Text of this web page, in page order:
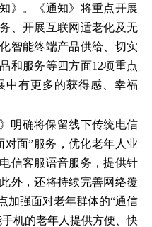
》。《通知》将重点开展
、开展互联网适老化及无
智能终端产品供给、切实
和服务等四方面12项重点
中有更多的获得感、幸福
明确将保留线下传统电信
对面”服务，优化老年人业
信客服语音服务，提供针
外，还将持续完善网络覆
加强面对老年群体的“通信
机的老年人提供方便、快